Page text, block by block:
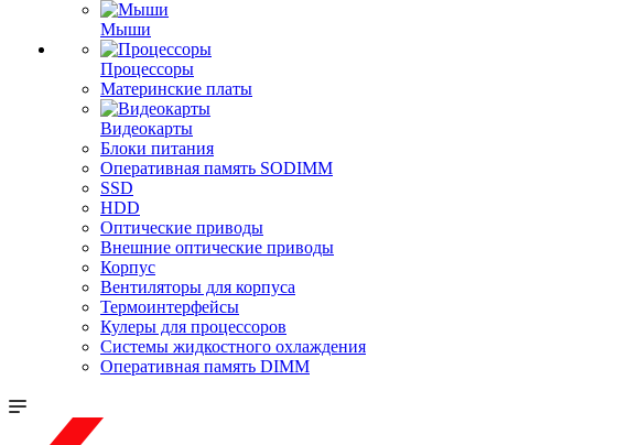
Мыши
Процессоры
Материнские платы
Видеокарты
Блоки питания
Оперативная память SODIMM
SSD
HDD
Оптические приводы
Внешние оптические приводы
Корпус
Вентиляторы для корпуса
Термоинтерфейсы
Кулеры для процессоров
Системы жидкостного охлаждения
Оперативная память DIMM